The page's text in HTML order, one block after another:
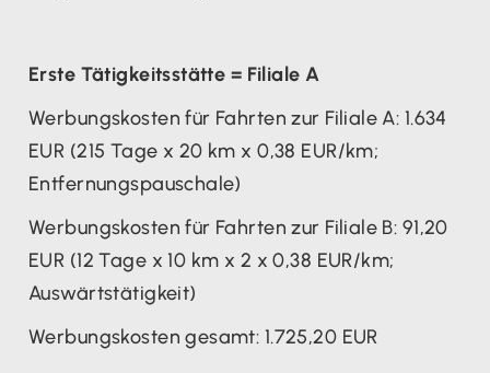
Erste Tätigkeitsstätte = Filiale A
Werbungskosten für Fahrten zur Filiale A: 1.634
EUR (215 Tage x 20 km x 0,38 EUR/km;
Entfernungspauschale)
Werbungskosten für Fahrten zur Filiale B: 91,20
EUR (12 Tage x 10 km x 2 x 0,38 EUR/km;
Auswärtstätigkeit)
Werbungskosten gesamt: 1.725,20 EUR